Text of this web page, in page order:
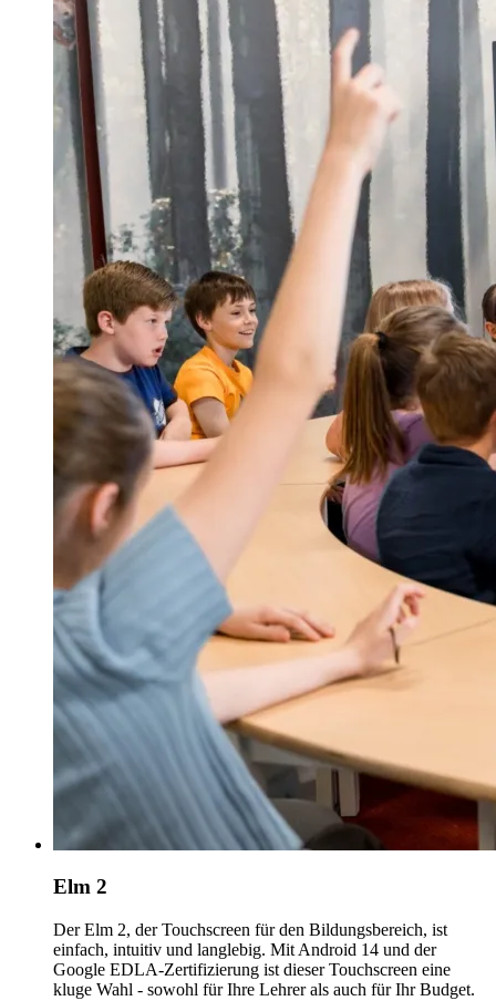
Elm 2
Der Elm 2, der Touchscreen für den Bildungsbereich, ist
einfach, intuitiv und langlebig. Mit Android 14 und der
Google EDLA-Zertifizierung ist dieser Touchscreen eine
kluge Wahl - sowohl für Ihre Lehrer als auch für Ihr Budget.